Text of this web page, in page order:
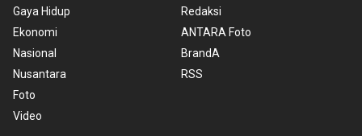
Gaya Hidup
Ekonomi
Nasional
Nusantara
Foto
Video
Redaksi
ANTARA Foto
BrandA
RSS